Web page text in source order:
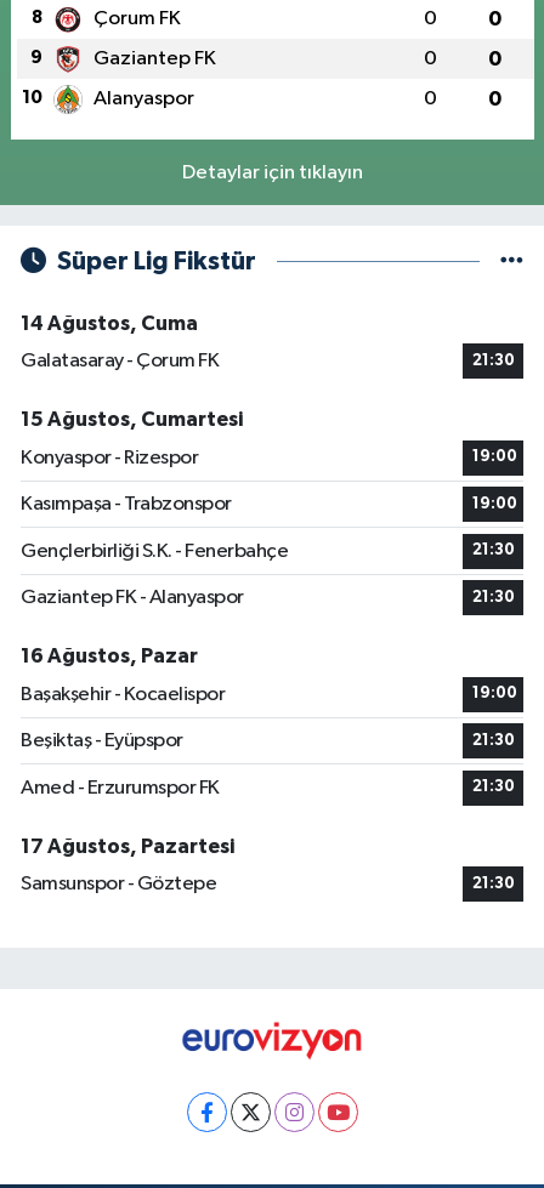
8 Çorum FK 0 0
9 Gaziantep FK 0 0
10 Alanyaspor 0 0
Detaylar için tıklayın
Süper Lig Fikstür
14 Ağustos, Cuma
Galatasaray - Çorum FK
21:30
15 Ağustos, Cumartesi
Konyaspor - Rizespor
19:00
Kasımpaşa - Trabzonspor 19:00
Gençlerbirliği S.K. - Fenerbahçe 21:30
Gaziantep FK - Alanyaspor 21:30
16 Ağustos, Pazar
Başakşehir - Kocaelispor
19:00
Beşiktaş - Eyüpspor 21:30
Amed - Erzurumspor FK 21:30
17 Ağustos, Pazartesi
Samsunspor - Göztepe
21:30